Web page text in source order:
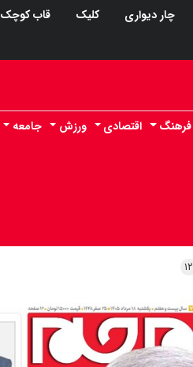
چار دیواری کلیک
قاب کوچک
فرهنگ اقتصادی ورزش جامعه
۱۲